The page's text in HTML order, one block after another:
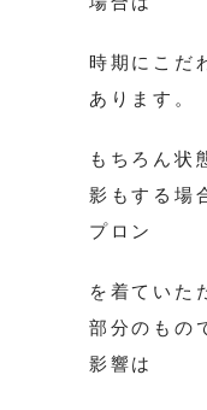
時期にこだ
あります。
もちろん状
影もする場
プロン
を着ていた
部分のもの
影響は